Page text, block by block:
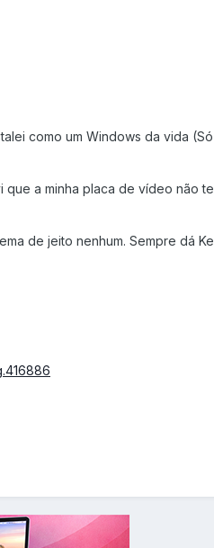
como um Windows da vida
a minha placa de vídeo não
de jeito nenhum. Sempre dá